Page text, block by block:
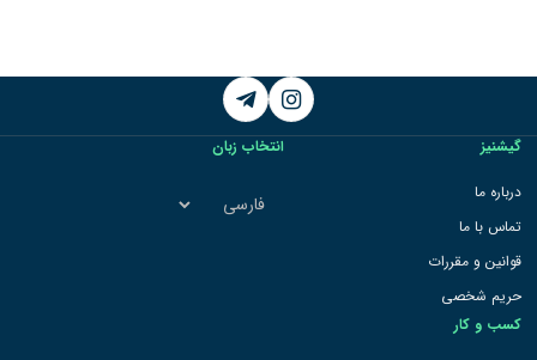
Instagram
Telegram
گیشنیز
درباره ما
تماس با ما
قوانین و مقررات
حریم شخصی
کسب و کار
انتخاب زبان
انتخاب
زبان